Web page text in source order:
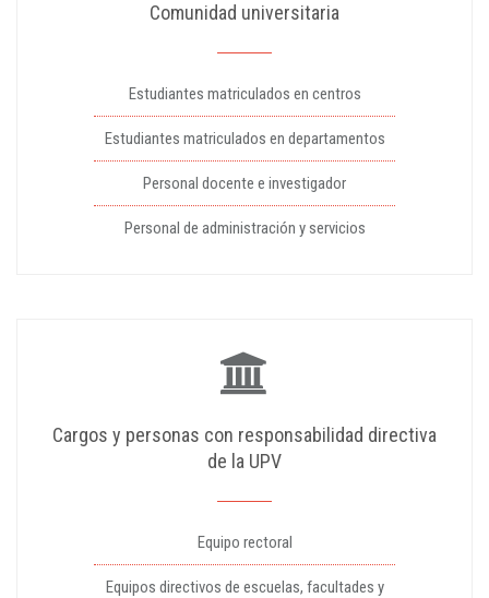
Comunidad universitaria
Estudiantes matriculados en centros
Estudiantes matriculados en departamentos
Personal docente e investigador
Personal de administración y servicios
Cargos y personas con responsabilidad directiva
de la UPV
Equipo rectoral
Equipos directivos de escuelas, facultades y